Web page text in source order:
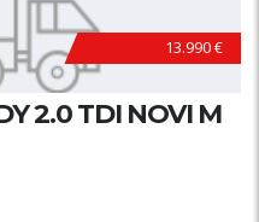
13.990 €
2.0 TDI NOVI M